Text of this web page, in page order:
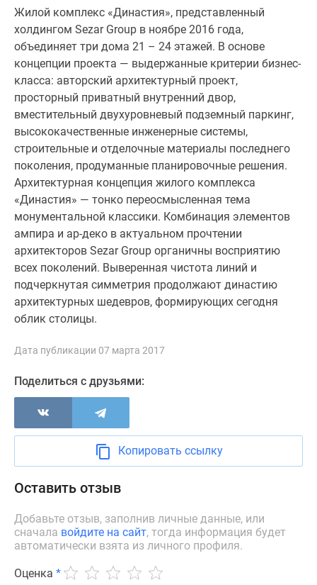
эксперта
Аналитика
рынка
Покупателю
Экспертиза
новостроек
Эксперты
авторы
проекте
Контакты
Реклама
сайте
Дзен
Машино-
места
#траншевая
#рассрочка
ИТ-
ипотека
Квартиры
скидками
Видео
360°
Субсидированная
Жилой комплекс «Династия», представленный
холдингом Sezar Group в ноябре 2016 года,
объединяет три дома 21 – 24 этажей. В основе
концепции проекта — выдержанные критерии бизнес-
класса: авторский архитектурный проект,
просторный приватный внутренний двор,
вместительный двухуровневый подземный паркинг,
высококачественные инженерные системы,
строительные и отделочные материалы последнего
поколения, продуманные планировочные решения.
Архитектурная концепция жилого комплекса
«Династия» — тонко переосмысленная тема
монументальной классики. Комбинация элементов
ампира и ар-деко в актуальном прочтении
архитекторов Sezar Group органичны восприятию
всех поколений. Выверенная чистота линий и
подчеркнутая симметрия продолжают династию
архитектурных шедевров, формирующих сегодня
облик столицы.
Дата публикации 07 марта 2017
Поделиться с друзьями:
Копировать ссылку
Оставить отзыв
Добавьте отзыв, заполнив личные данные, или
сначала войдите на сайт, тогда информация будет
автоматически взята из личного профиля.
Оценка *